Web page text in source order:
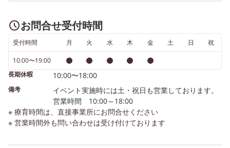
お問合せ受付時間
受付時間 月 火 水 木 金 土 日 祝
10:00〜19:00
長期休暇
10:00〜18:00
備考
イベント実施時には土・祝日も営業しております。
営業時間 10:00～18:00
※ 療育時間は、直接事業所にお問合せください
※ 営業時間外も問い合わせは受け付けております